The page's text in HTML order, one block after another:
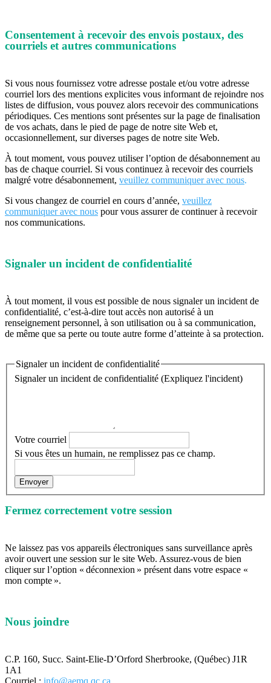
Consentement à recevoir des envois postaux, des
courriels et autres communications
Si vous nous fournissez votre adresse postale et/ou votre adresse
courriel lors des mentions explicites vous informant de rejoindre nos
listes de diffusion, vous pouvez alors recevoir des communications
périodiques. Ces mentions sont présentes sur la page de finalisation
de vos achats, dans le pied de page de notre site Web et,
occasionnellement, sur diverses pages de notre site Web.
À tout moment, vous pouvez utiliser l’option de désabonnement au
bas de chaque courriel. Si vous continuez à recevoir des courriels
malgré votre désabonnement, veuillez communiquer avec nous.
Si vous changez de courriel en cours d’année, veuillez
communiquer avec nous pour vous assurer de continuer à recevoir
nos communications.
Signaler un incident de confidentialité
À tout moment, il vous est possible de nous signaler un incident de
confidentialité, c’est-à-dire tout accès non autorisé à un
renseignement personnel, à son utilisation ou à sa communication,
de même que sa perte ou toute autre forme d’atteinte à sa protection.
Signaler un incident de confidentialité
Signaler un incident de confidentialité (Expliquez l'incident)
Votre courriel
Si vous êtes un humain, ne remplissez pas ce champ.
Envoyer
Fermez correctement votre session
Ne laissez pas vos appareils électroniques sans surveillance après
avoir ouvert une session sur le site Web. Assurez-vous de bien
cliquer sur l’option « déconnexion » présent dans votre espace «
mon compte ».
Nous joindre
C.P. 160, Succ. Saint-Elie-D’Orford Sherbrooke, (Québec) J1R
1A1
Courriel : info@aemq.qc.ca